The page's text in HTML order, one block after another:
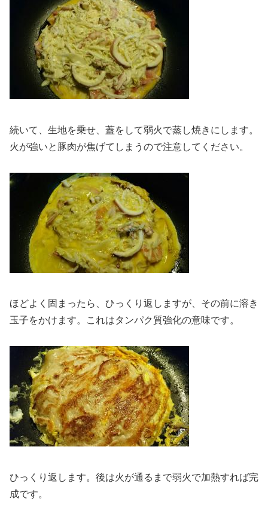
続いて、生地を乗せ、蓋をして弱火で蒸し焼きにします。
火が強いと豚肉が焦げてしまうので注意してください。
ほどよく固まったら、ひっくり返しますが、その前に溶き
玉子をかけます。これはタンパク質強化の意味です。
ひっくり返します。後は火が通るまで弱火で加熱すれば完
成です。